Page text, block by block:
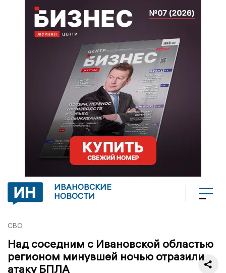
ИВАНОВСКИЕ
НОВОСТИ
СВО
Над соседним с Ивановской областью
регионом минувшей ночью отразили
атаку БПЛА